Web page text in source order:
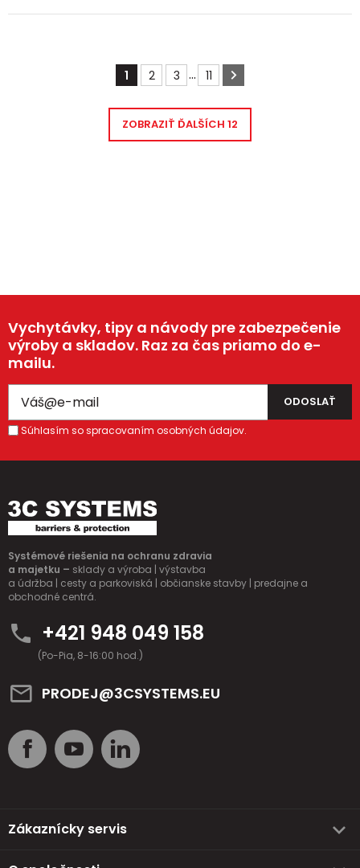
1 2 3 ... 11
ZOBRAZIŤ ĎALŠÍCH 12
Vychytávky, tipy a návody pre zabezpečenie
výroby a skladov. Raz za čas priamo do e-
mailu.
Súhlasím so spracovaním osobných údajov.
Systémové riešenia na ochranu zdravia
a majetku – sklady a výroba | výstavba
a údržba | cesty a parkoviská | občianske stavby | predajne a
obchodné centrá.
+421 948 049 158
(Po-Pia, 8-16:00 hod.)
PRODEJ@3CSYSTEMS.EU
Zákaznícky servis